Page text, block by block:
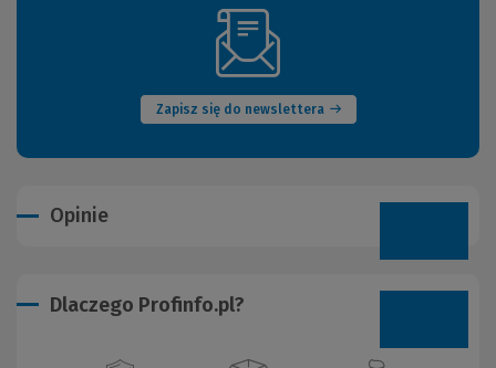
Zapisz się do newslettera
(Nowe
okno)
Opinie
Dlaczego Profinfo.pl?